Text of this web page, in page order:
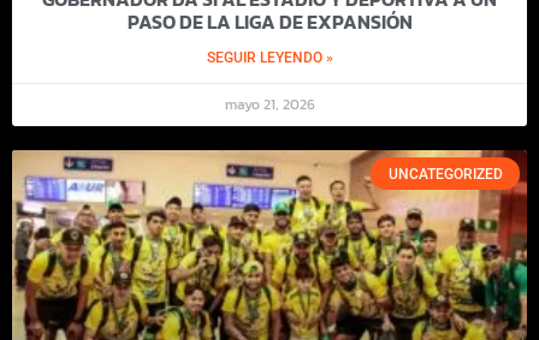
PASO DE LA LIGA DE EXPANSIÓN
SEGUIR LEYENDO »
mayo 21, 2026
UNCATEGORIZED